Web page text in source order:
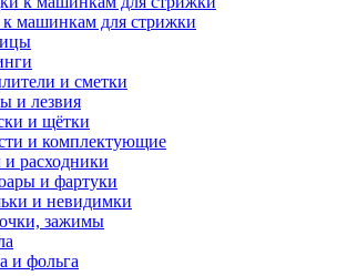
машинкам для стрижки
и сметки
и лезвия
и щётки
и комплектующие
расходники
и фартуки
и невидимки
зажимы
и фольга